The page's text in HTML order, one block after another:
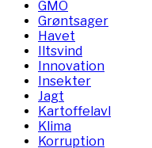
GMO
Grøntsager
Havet
Iltsvind
Innovation
Insekter
Jagt
Kartoffelavl
Klima
Korruption